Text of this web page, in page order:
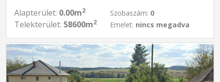
Alapterület: 0.00m2
Telekterület: 58600m2
Szobaszám: 0
Emelet: nincs megadva